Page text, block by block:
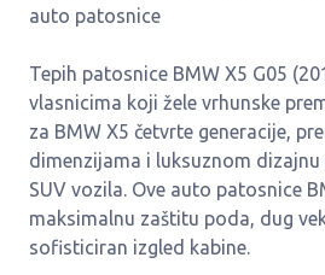
auto patosnice
Tepih patosnice BMW X5 G05
vlasnicima koji žele vrhunske
za BMW X5 četvrte generacije,
dimenzijama i luksuznom
SUV vozila. Ove auto patosnice
maksimalnu zaštitu poda, dug
sofisticiran izgled kabine.